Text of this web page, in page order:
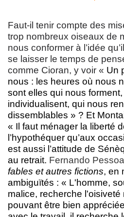
Faut-il tenir compte des
trop nombreux oiseaux de
nous conformer à l’idée
se laisser le temps de
comme Cioran, y voir « Un
nous : les heures où nous
sont elles qui nous
individualisent, qui nous
dissemblables » ? Et
« Il faut ménager la liberté
l’hypothéquer qu’aux
est aussi l’attitude de
au retrait. Fernando
fables et autres fictions, en
ambiguïtés : « L'homme,
malice, recherche l'oisiveté
pouvant être bien